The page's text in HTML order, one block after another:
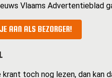
Vlaams Advertentieblad
AAN ALS BEZORGER!
toch nog lezen, dan kan